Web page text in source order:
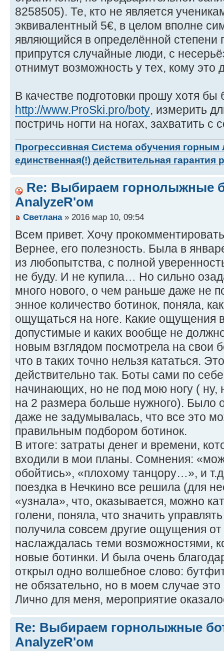
8258505). Те, кто не является
эквивалентный 5€, в целом вполне
являющийся в определённой степени
припрутся случайные люди, с
отнимут возможность у тех, кому это
В качестве подготовки прошу хотя бы
http://www.ProSki.pro/boty, измерить
постричь ногти на ногах, захватить
Прогрессивная Система обучения
единственная(!) действительная гарантия
Re: Выбираем горнолыжные
AnalyzeR'ом
Светлана» 2016 мар 10, 09:54
Всем привет. Хочу
Вернее, его полезность. Была в
из любопытства, с полной
не буду. И не купила… Но сильно
много нового, о чем раньше даже не
энное количество ботинок, поняла,
ощущаться на ноге. Какие ощущения
допустимые и каких вообще не
новым взглядом посмотрела на свои
что в таких точно нельзя кататься.
действительно так. Боты сами по
начинающих, но не под мою ногу ( ну,
на 2 размера больше нужного). Было
даже не задумывалась, что все это
правильным подбором ботинок.
В итоге: затраты денег и времени,
входили в мои планы. Сомнения:
обойтись», «плохому танцору…», и
поездка в Нечкино все решила (для
«узнала», что, оказывается, можно
голени, поняла, что значить
получила совсем другие ощущения
наслаждалась теми возможностями,
новые ботинки. И была очень
открыл одно волшебное слово:
не обязательно, но в моем случае
Лично для меня, мероприятие
Re: Выбираем горнолыжные
AnalyzeR'ом